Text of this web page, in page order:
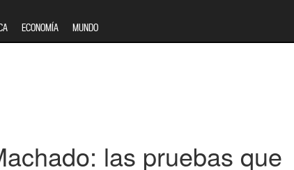
ECONOMÍA MUNDO
las pruebas que